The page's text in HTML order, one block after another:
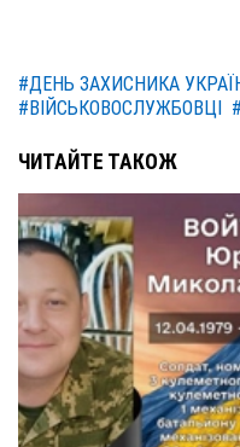
#ДЕНЬ ЗАХИСНИКА
#ВІЙСЬКОВОСЛУЖБОВЦІ
ЧИТАЙТЕ ТАКОЖ